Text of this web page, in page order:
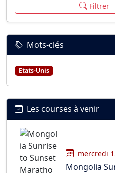
Filtrer
Mots-clés
Etats-Unis
Les courses à venir
mercredi
Mongolia